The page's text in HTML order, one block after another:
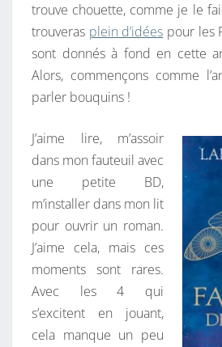
trouve chouette, comme je le
trouveras plein d’idées pour les
sont donnés à fond en cette
Alors, commençons comme
parler bouquins !
J’aime lire, m’assoir
dans mon fauteuil avec
une petite BD,
m’installer dans mon lit
pour ouvrir un roman.
J’aime cela, mais ces
moments sont rares.
Avec les 4 qui
s’excitent en jouant,
cela manque un peu